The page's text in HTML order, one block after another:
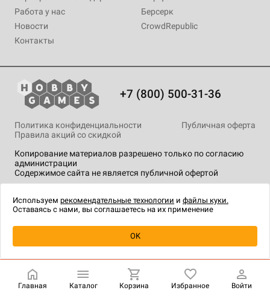
Уведомить о наличии
Работа у нас
Новости
Контакты
Берсерк
CrowdRepublic
+7 (800) 500-31-36
Копирование материалов разрешено только по согласию
администрации
Содержимое сайта не является публичной офертой
Политика конфиденциальности
Публичная оферта
Правила акций со скидкой
технологии.
Главная Каталог Корзина Избранное Войти
Используем рекомендательные технологии и файлы куки.
Оставаясь с нами, вы соглашаетесь на их применение
OK